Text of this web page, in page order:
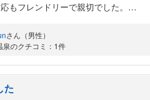
もフレンドリーで親切でした。
ても快適でした。
ポットには冷水が入っており、初め「
さん（男性）
泉のクチコミ：1件
た